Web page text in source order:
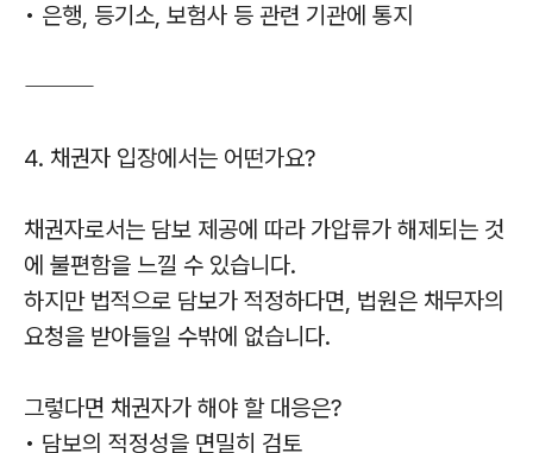
• 은행, 등기소, 보험사 등 관련 기관에 통지
⸻
4. 채권자 입장에서는 어떤가요?
채권자로서는 담보 제공에 따라 가압류가 해제되는 것
에 불편함을 느낄 수 있습니다.
하지만 법적으로 담보가 적정하다면, 법원은 채무자의
요청을 받아들일 수밖에 없습니다.
그렇다면 채권자가 해야 할 대응은?
• 담보의 적정성을 면밀히 검토